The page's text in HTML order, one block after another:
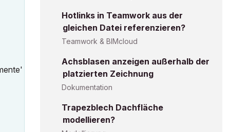
Hotlinks in Teamwork aus der
gleichen Datei referenzieren?
Teamwork & BIMcloud
Achsblasen anzeigen außerhalb der
platzierten Zeichnung
Dokumentation
Trapezblech Dachfläche
modellieren?